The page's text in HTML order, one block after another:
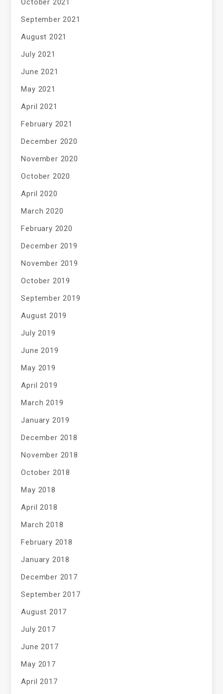
October 2021
September 2021
August 2021
July 2021
June 2021
May 2021
April 2021
February 2021
December 2020
November 2020
October 2020
April 2020
March 2020
February 2020
December 2019
November 2019
October 2019
September 2019
August 2019
July 2019
June 2019
May 2019
April 2019
March 2019
January 2019
December 2018
November 2018
October 2018
May 2018
April 2018
March 2018
February 2018
January 2018
December 2017
September 2017
August 2017
July 2017
June 2017
May 2017
April 2017